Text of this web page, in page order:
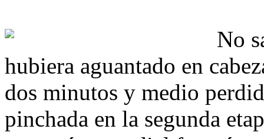
No
hubiera aguantado en
dos minutos y medio
pinchada en la segunda